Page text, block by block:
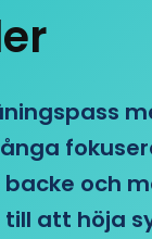
backe och
att höja